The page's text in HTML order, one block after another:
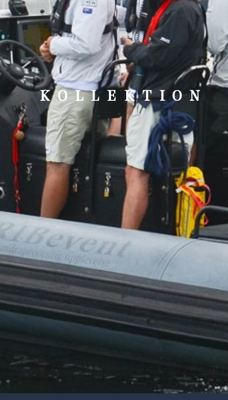
KOLLEKTION